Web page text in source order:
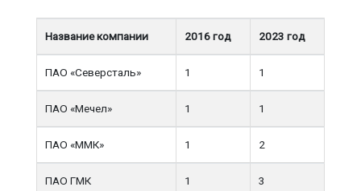
Название компании 2016 год 2023 год
ПАО «Северсталь» 1 1
ПАО «Мечел» 1 1
ПАО «ММК» 1 2
ПАО ГМК
1 3